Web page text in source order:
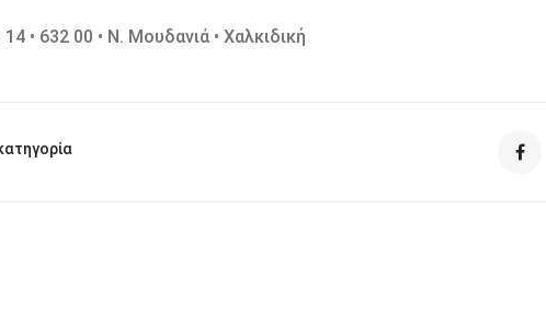
• 632 00 • Ν. Μουδανιά • Χαλκιδική